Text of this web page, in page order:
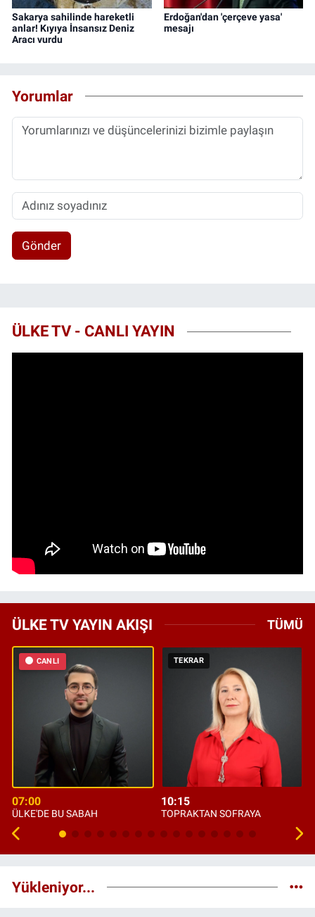
Sakarya sahilinde hareketli
anlar! Kıyıya İnsansız Deniz
Aracı vurdu
Erdoğan'dan 'çerçeve yasa'
mesajı
Yorumlar
Gönder
ÜLKE TV - CANLI YAYIN
ÜLKE TV YAYIN AKIŞI TÜMÜ
CANLI
07:00
ÜLKE'DE BU SABAH
TEKRAR
10:15
TOPRAKTAN SOFRAYA
Yükleniyor...